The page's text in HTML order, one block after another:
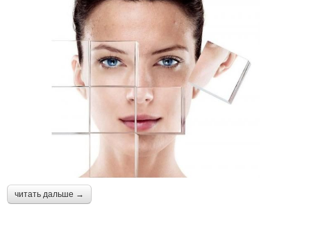
читать дальше →